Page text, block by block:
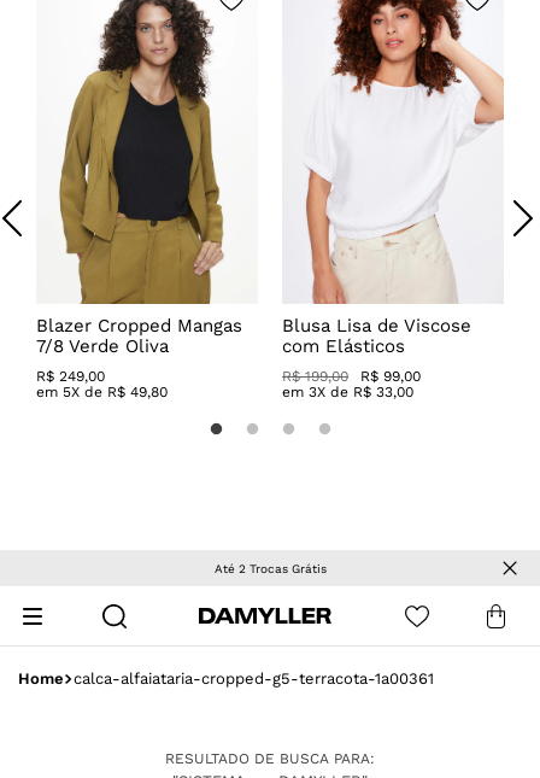
Blazer Cropped Mangas
7/8 Verde Oliva
R$ 249,00
em 5X de R$ 49,80
Blusa Lisa de Viscose
com Elásticos
R$ 199,00
R$ 99,00
em 3X de R$ 33,00
Até 2 Trocas Grátis
calca-alfaiataria-cropped-g5-terracota-1a00361
RESULTADO DE BUSCA PARA: